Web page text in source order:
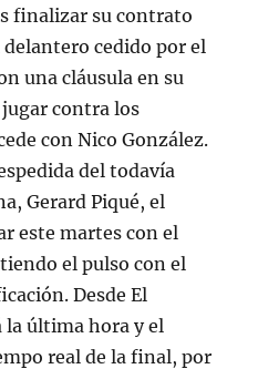
finalizar su contrato
delantero cedido por el
una cláusula en su
contra los
con Nico González.
del todavía
Gerard Piqué, el
este martes con el
el pulso con el
Desde El
la última hora y el
real de la final, por